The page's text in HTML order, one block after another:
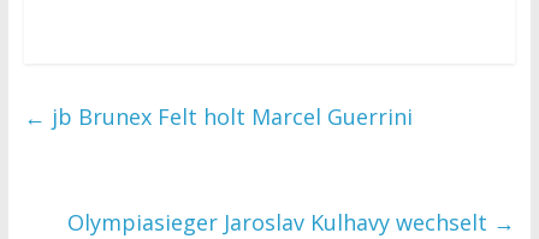
← jb Brunex Felt holt Marcel Guerrini
Olympiasieger Jaroslav Kulhavy wechselt →